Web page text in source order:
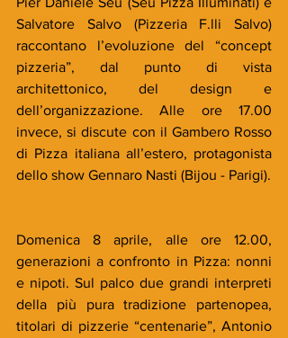
Salvatore Salvo (Pizzeria F.lli Salvo)
raccontano l’evoluzione del “concept
pizzeria”, dal punto di vista
architettonico, del design e
dell’organizzazione. Alle ore 17.00
invece, si discute con il Gambero Rosso
di Pizza italiana all’estero, protagonista
dello show Gennaro Nasti (Bijou - Parigi).
Domenica 8 aprile, alle ore 12.00,
generazioni a confronto in Pizza: nonni
e nipoti. Sul palco due grandi interpreti
della più pura tradizione partenopea,
titolari di pizzerie “centenarie”, Antonio